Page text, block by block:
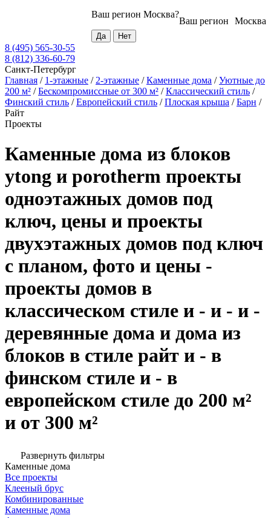
Москва
Ваш регион
Ваш регион Москва?
8 (495) 565-30-55
8 (812) 336-60-79
Санкт-Петербург
Главная / 1-этажные / 2-этажные /Каменные дома /Уютные до
200 м² /Бескомпромиссные от 300 м² /Классический стиль /
Финский стиль /Европейский стиль /Плоская крыша /Барн /
Райт
Проекты
Каменные дома из блоков
ytong и porotherm проекты
одноэтажных домов под
ключ, цены и проекты
двухэтажных домов под ключ
с планом, фото и цены -
проекты домов в
классическом стиле и - и - и -
деревянные дома и дома из
блоков в стиле райт и - в
финском стиле и - в
европейском стиле до 200 м²
и от 300 м²
Развернуть фильтры
Каменные дома
Все проекты
Клееный брус
Комбинированные
Каменные дома